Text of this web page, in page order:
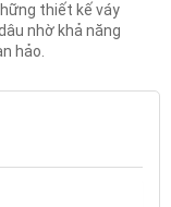
thiết kế váy
nhờ khả năng
hảo.